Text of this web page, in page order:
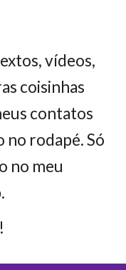
vídeos,
coisinhas
contatos
no rodapé. Só
no meu